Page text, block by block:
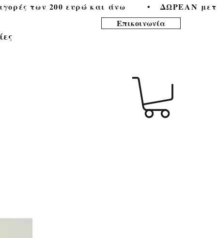
των 200 ευρώ και άνω        •
Επικοινωνία